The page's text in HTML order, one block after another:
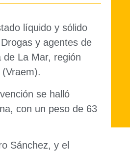
líquido y sólido
y agentes de
de La Mar, región
se halló
con un peso de 63
Sánchez, y el